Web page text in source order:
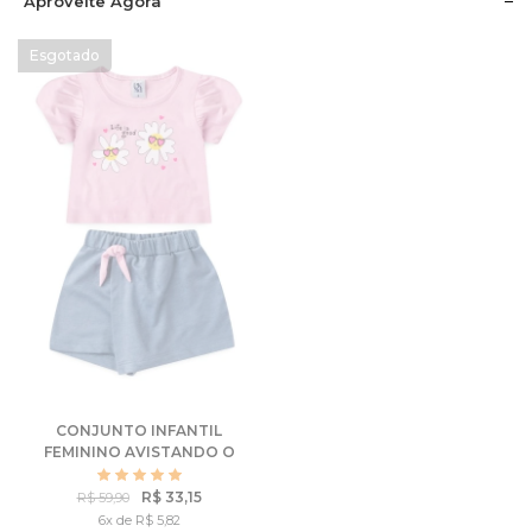
CONJUNTO INFANTIL
FEMININO AVISTANDO O
VERÃO
R$ 59,90 R$ 33,15
6x de R$ 5,82